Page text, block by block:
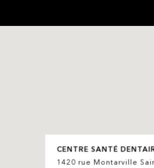
CENTRE SANTÉ
1420 rue Montarville